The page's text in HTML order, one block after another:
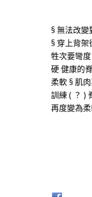
§ 無法改
§ 穿上背
牲次要彎
硬 健康的
柔軟 § 肌
訓練 ( ？ )
再度變為